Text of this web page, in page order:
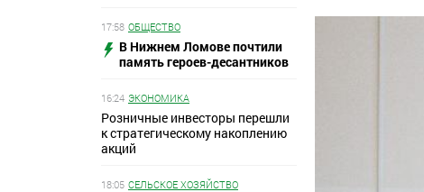
17:58 ОБЩЕСТВО
В Нижнем Ломове почтили
память героев-десантников
16:24 ЭКОНОМИКА
Розничные инвесторы перешли
к стратегическому накоплению
акций
18:05 СЕЛЬСКОЕ ХОЗЯЙСТВО